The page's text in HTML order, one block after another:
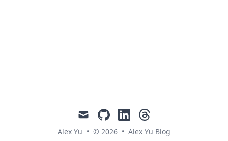
mail githublinkedinthreads
Alex Yu • © 2026 • Alex Yu Blog